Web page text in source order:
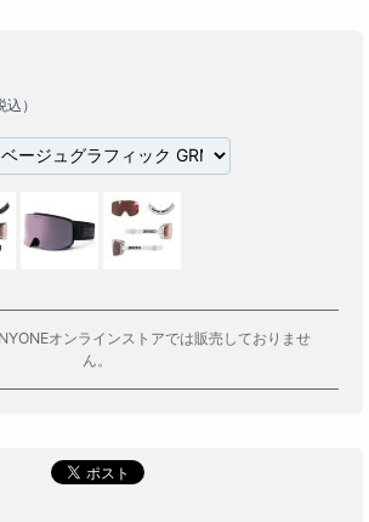
込）
オンラインストアでは販売しておりませ
ん。